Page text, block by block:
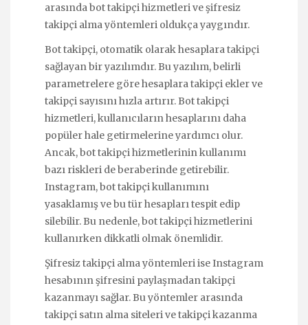
arasında bot takipçi hizmetleri ve şifresiz
takipçi alma yöntemleri oldukça yaygındır.
Bot takipçi, otomatik olarak hesaplara takipçi
sağlayan bir yazılımdır. Bu yazılım, belirli
parametrelere göre hesaplara takipçi ekler ve
takipçi sayısını hızla artırır. Bot takipçi
hizmetleri, kullanıcıların hesaplarını daha
popüler hale getirmelerine yardımcı olur.
Ancak, bot takipçi hizmetlerinin kullanımı
bazı riskleri de beraberinde getirebilir.
Instagram, bot takipçi kullanımını
yasaklamış ve bu tür hesapları tespit edip
silebilir. Bu nedenle, bot takipçi hizmetlerini
kullanırken dikkatli olmak önemlidir.
Şifresiz takipçi alma yöntemleri ise Instagram
hesabının şifresini paylaşmadan takipçi
kazanmayı sağlar. Bu yöntemler arasında
takipçi satın alma siteleri ve takipçi kazanma